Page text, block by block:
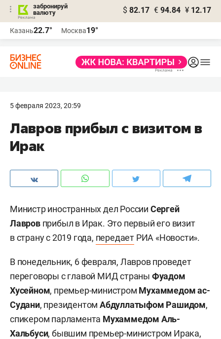
забронируй
валюту
$ 82.17 € 94.84 ¥ 12.17
Казань22.7° Москва19°
5 февраля 2023, 20:59
Лавров прибыл с визитом в
Ирак
Министр иностранных дел России Сергей
Лавровприбыл в Ирак. Это первый его визит
в страну с 2019 года, передает РИА «Новости».
В понедельник, 6 февраля, Лавров проведет
переговоры с главой МИД страны Фуадом
Хусейном, премьер-министром Мухаммедом ас-
Судани, президентомАбдуллатыфом Рашидом,
спикером парламента Мухаммедом Аль-
Хальбуси, бывшим премьер-министром Ирака,